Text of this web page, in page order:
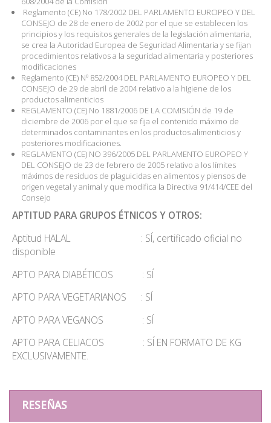
Reglamento (CE) No 178/2002 DEL PARLAMENTO EUROPEO Y DEL
CONSEJO de 28 de enero de 2002 por el que se establecen los
principios y los requisitos generales de la legislación alimentaria,
se crea la Autoridad Europea de Seguridad Alimentaria y se fijan
procedimientos relativos a la seguridad alimentaria y posteriores
modificaciones
Reglamento (CE) Nº 852/2004 DEL PARLAMENTO EUROPEO Y DEL
CONSEJO de 29 de abril de 2004 relativo a la higiene de los
productos alimenticios
REGLAMENTO (CE) No 1881/2006 DE LA COMISIÓN de 19 de
diciembre de 2006 por el que se fija el contenido máximo de
determinados contaminantes en los productos alimenticios y
posteriores modificaciones.
REGLAMENTO (CE) NO 396/2005 DEL PARLAMENTO EUROPEO Y
DEL CONSEJO de 23 de febrero de 2005 relativo a los límites
máximos de residuos de plaguicidas en alimentos y piensos de
origen vegetal y animal y que modifica la Directiva 91/414/CEE del
Consejo
APTITUD PARA GRUPOS ÉTNICOS Y OTROS:
Aptitud HALAL : SÍ, certificado oficial no
disponible
APTO PARA DIABÉTICOS : SÍ
APTO PARA VEGETARIANOS : SÍ
APTO PARA VEGANOS : SÍ
APTO PARA CELIACOS : SÍ EN FORMATO DE KG
EXCLUSIVAMENTE.
RESEÑAS